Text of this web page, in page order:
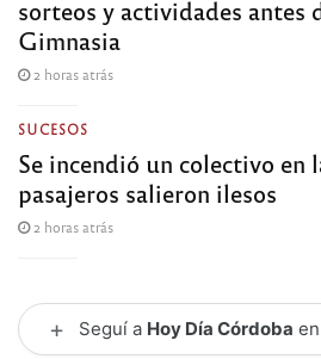
sorteos y actividades antes
Gimnasia
2 horas atrás
SUCESOS
Se incendió un colectivo en
pasajeros salieron ilesos
2 horas atrás
+ Seguí a Hoy Día Córdoba en